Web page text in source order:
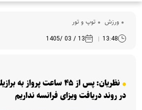
ورزش توپ و تور
13:48
13 / 03 /1405
نظریان: پس از ۴۵ ساعت
در روند دریافت ویزای فرانسه نداریم